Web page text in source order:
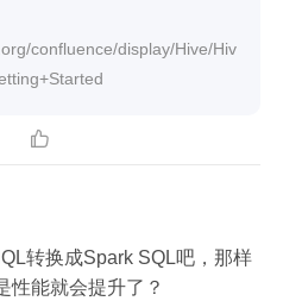
number of reducers:
after 61s. Aborting it.
network issues, errors in r
has no available resourc
confluence/display/Hive/Hiv

转换成Spark SQL吧，那样
性能就会提升了？